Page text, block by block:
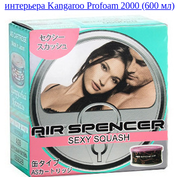
интерьера Kangaroo Profoam 2000 (600 мл)